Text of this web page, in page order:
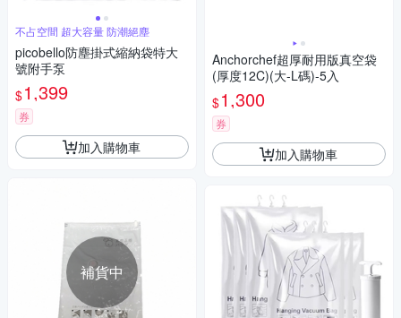
不占空間 超大容量 防潮絕塵
picobello防塵掛式縮納袋特大
號附手泵
$1,399
券
加入購物車
補貨中
Anchorchef超厚耐用版真空袋
(厚度12C)(大-L碼)-5入
$1,300
券
加入購物車